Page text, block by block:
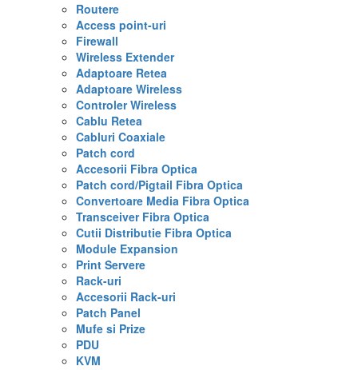
Routere
Access point-uri
Firewall
Wireless Extender
Adaptoare Retea
Adaptoare Wireless
Controler Wireless
Cablu Retea
Cabluri Coaxiale
Patch cord
Accesorii Fibra Optica
Patch cord/Pigtail Fibra Optica
Convertoare Media Fibra Optica
Transceiver Fibra Optica
Cutii Distributie Fibra Optica
Module Expansion
Print Servere
Rack-uri
Accesorii Rack-uri
Patch Panel
Mufe si Prize
PDU
KVM